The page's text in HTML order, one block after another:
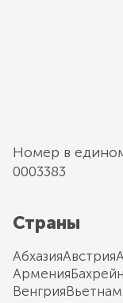
Номер в
0003383
Страны
АбхазияАвстрия
АрменияБахрейн
ВенгрияВьетнам